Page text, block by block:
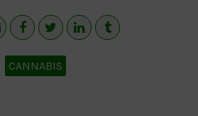
CANNABIS